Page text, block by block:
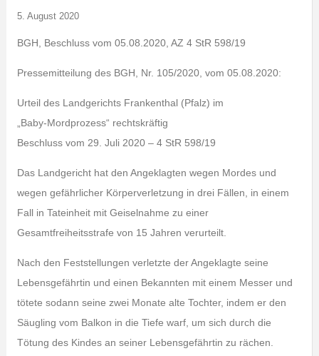
5. August 2020
BGH, Beschluss vom 05.08.2020, AZ 4 StR 598/19
Pressemitteilung des BGH, Nr. 105/2020, vom 05.08.2020:
Urteil des Landgerichts Frankenthal (Pfalz) im
„Baby-Mordprozess“ rechtskräftig
Beschluss vom 29. Juli 2020 – 4 StR 598/19
Das Landgericht hat den Angeklagten wegen Mordes und
wegen gefährlicher Körperverletzung in drei Fällen, in einem
Fall in Tateinheit mit Geiselnahme zu einer
Gesamtfreiheitsstrafe von 15 Jahren verurteilt.
Nach den Feststellungen verletzte der Angeklagte seine
Lebensgefährtin und einen Bekannten mit einem Messer und
tötete sodann seine zwei Monate alte Tochter, indem er den
Säugling vom Balkon in die Tiefe warf, um sich durch die
Tötung des Kindes an seiner Lebensgefährtin zu rächen.